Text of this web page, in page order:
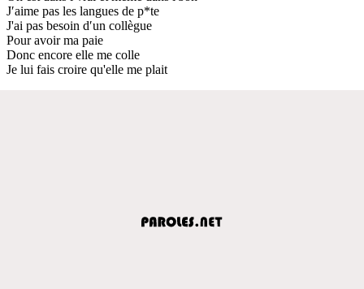
J′aime pas les langues de p*te
J'ai pas besoin d′un collègue
Pour avoir ma paie
Donc encore elle me colle
Je lui fais croire qu'elle me plait